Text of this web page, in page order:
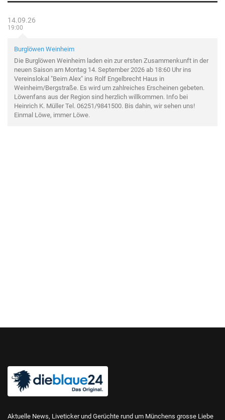
14.09.26
19:00
Burglöwen Weinheim
Die Burglöwen Weinheim laden ein zur ersten Zusammenkunft in der
neuen Saison am Montag 14. September 2026 ab 18:60 Uhr ins
Vereinslokal "Beim Alex" ins Rolf Engelbrecht Haus in
Weinheim/Bergstraße. Es wird um zahlreiches Erscheinen gebeten.
Löwenfans aus der Region sind herzlich willkommen. Info bei
Heinrich K. Müller Tel. 06251/9841500. Bis dahin, wir sehen uns!
Einmal Löwe, immer Löwe.
Aktuelle News, Liveticker und Gerüchte rund um Münchens grosse Liebe